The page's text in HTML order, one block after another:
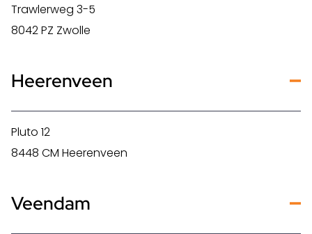
Trawlerweg 3-5
8042 PZ Zwolle
Heerenveen
Pluto 12
8448 CM Heerenveen
Veendam